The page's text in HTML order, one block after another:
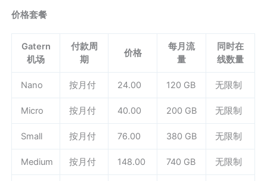
价格套餐
Gatern
机场
付款周
期
价格
每月流
量
同时在
线数量
Nano 按月付 24.00 120 GB 无限制
Micro 按月付 40.00 200 GB 无限制
Small 按月付 76.00 380 GB 无限制
Medium 按月付 148.00 740 GB 无限制